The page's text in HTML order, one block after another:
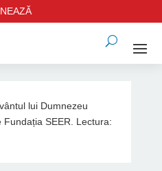
lui Dumnezeu
SEER. Lectura: